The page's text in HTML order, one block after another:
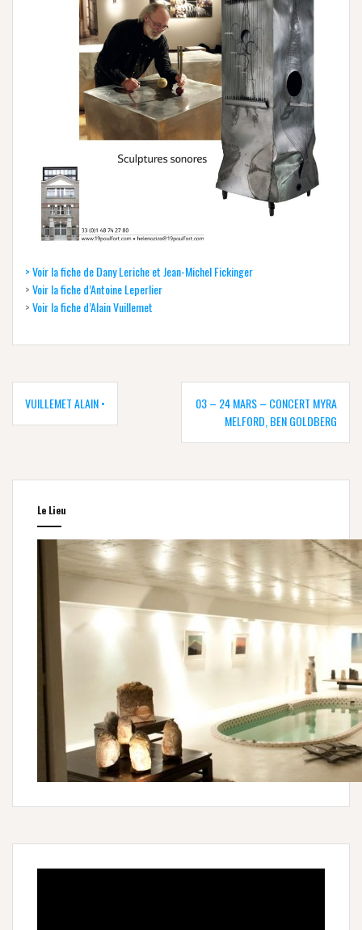
> Voir la fiche de Dany Leriche et Jean-Michel Fickinger
>Voir la fiche d’Antoine Leperlier
>Voir la fiche d’Alain Vuillemet
Navigation
deVUILLEMET ALAIN •
03 – 24 MARS – CONCERT MYRA
MELFORD, BEN GOLDBERG
Le Lieu